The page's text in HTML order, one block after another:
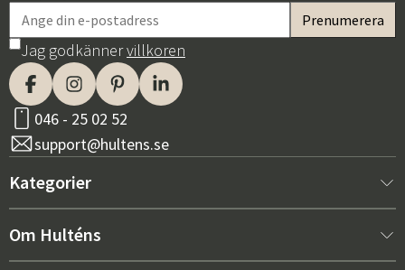
Jag godkännervillkoren
046 - 25 02 52
support@hultens.se
Kategorier
Nytt hos oss
Om Hulténs